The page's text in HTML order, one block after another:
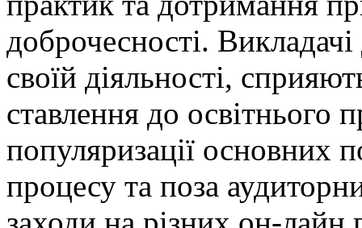
доброчесності.
своїй діяльності,
ставлення до освітнього
популяризації основних
процесу та поза